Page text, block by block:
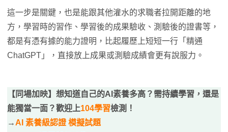
這一步是關鍵，也是能跟其他灌水的求職者拉開距離的地
方，學習時的習作、學習後的成果驗收、測驗後的證書等，
都是有憑有據的能力證明，比起履歷上短短一行「精通
ChatGPT」，直接放上成果或測驗成績會更有說服力。
【同場加映】想知道自己的AI素養多高？需持續學習，還是
能獨當一面？歡迎上104學習檢測！
→AI 素養級認證 模擬試題